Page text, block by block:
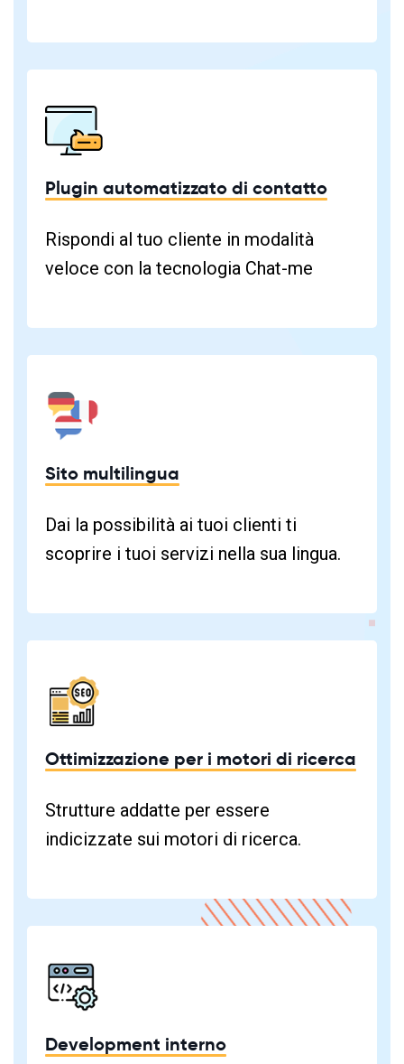
Plugin automatizzato di contatto
Rispondi al tuo cliente in modalità
veloce con la tecnologia Chat-me
Sito multilingua
Dai la possibilità ai tuoi clienti ti
scoprire i tuoi servizi nella sua lingua.
Ottimizzazione per i motori di ricerca
Strutture addatte per essere
indicizzate sui motori di ricerca.
Development interno